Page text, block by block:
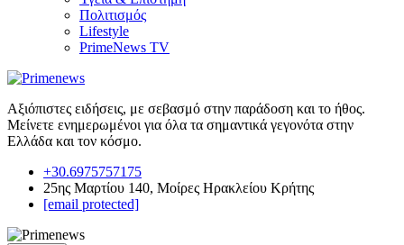
Πολιτισμός
Lifestyle
PrimeNews TV
Αξιόπιστες ειδήσεις, με σεβασμό στην παράδοση και το ήθος.
Μείνετε ενημερωμένοι για όλα τα σημαντικά γεγονότα στην
Ελλάδα και τον κόσμο.
+30.6975757175
25ης Μαρτίου 140, Μοίρες Ηρακλείου Κρήτης
[email protected]